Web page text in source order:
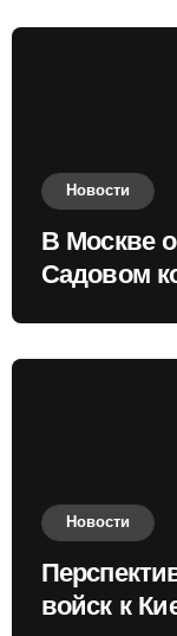
Новости
В Москве
Садовом
Новости
войск к